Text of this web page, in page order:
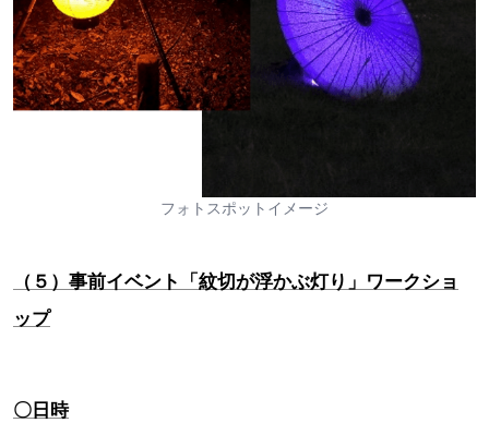
フォトスポットイメージ
（５）事前イベント「紋切が浮かぶ灯り」ワークショ
ップ
〇日時